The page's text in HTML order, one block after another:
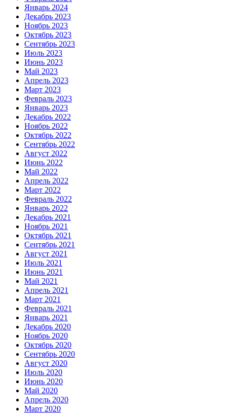
Январь 2024
Декабрь 2023
Ноябрь 2023
Октябрь 2023
Сентябрь 2023
Июль 2023
Июнь 2023
Май 2023
Апрель 2023
Март 2023
Февраль 2023
Январь 2023
Декабрь 2022
Ноябрь 2022
Октябрь 2022
Сентябрь 2022
Август 2022
Июнь 2022
Май 2022
Апрель 2022
Март 2022
Февраль 2022
Январь 2022
Декабрь 2021
Ноябрь 2021
Октябрь 2021
Сентябрь 2021
Август 2021
Июль 2021
Июнь 2021
Май 2021
Апрель 2021
Март 2021
Февраль 2021
Январь 2021
Декабрь 2020
Ноябрь 2020
Октябрь 2020
Сентябрь 2020
Август 2020
Июль 2020
Июнь 2020
Май 2020
Апрель 2020
Март 2020